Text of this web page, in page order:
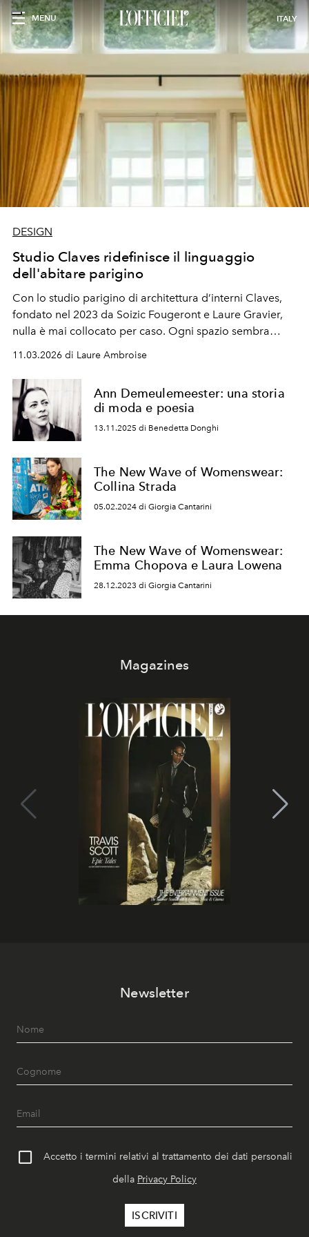
MENU ITALY
DESIGN
Studio Claves ridefinisce il linguaggio
dell'abitare parigino
Con lo studio parigino di architettura d’interni Claves,
fondato nel 2023 da Soizic Fougeront e Laure Gravier,
nulla è mai collocato per caso. Ogni spazio sembra
essere stato ascoltato prima di essere trasformato.
11.03.2026 di Laure Ambroise
Ann Demeulemeester: una storia
di moda e poesia
13.11.2025 di Benedetta Donghi
The New Wave of Womenswear:
Collina Strada
05.02.2024 di Giorgia Cantarini
The New Wave of Womenswear:
Emma Chopova e Laura Lowena
28.12.2023 di Giorgia Cantarini
Magazines
Newsletter
Accetto i termini relativi al trattamento dei dati personali
della Privacy Policy